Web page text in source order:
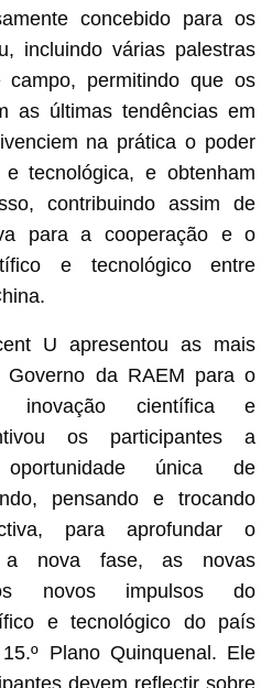
concebido para os
incluindo várias palestras
permitindo que os
as últimas tendências em
na prática o poder
tecnológica, e obtenham
contribuindo assim de
para a cooperação e o
e tecnológico entre
U apresentou as mais
Governo da RAEM para o
inovação científica e
os participantes a
única de
pensando e trocando
para aprofundar o
a nova fase, as novas
novos impulsos do
e tecnológico do país
Plano Quinquenal. Ele
devem reflectir sobre